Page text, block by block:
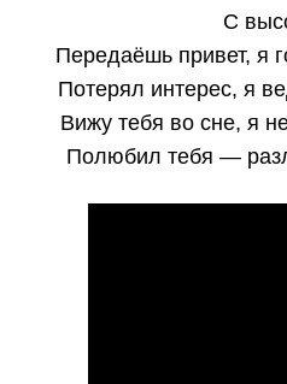
С
Передаёшь привет, я
Потерял интерес, я
Вижу тебя во сне, я
Полюбил тебя —